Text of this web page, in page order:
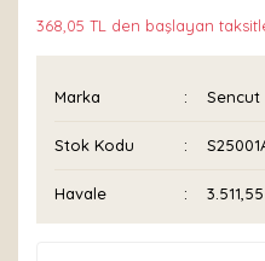
368,05 TL den başlayan
Marka Sencut
Stok Kodu
Havale